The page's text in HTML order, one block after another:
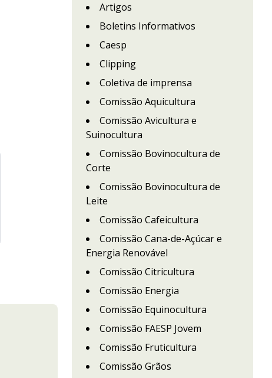
Artigos
Boletins Informativos
Caesp
Clipping
Coletiva de imprensa
Comissão Aquicultura
Comissão Avicultura e
Suinocultura
Comissão Bovinocultura de
Corte
Comissão Bovinocultura de
Leite
Comissão Cafeicultura
Comissão Cana-de-Açúcar e
Energia Renovável
Comissão Citricultura
Comissão Energia
Comissão Equinocultura
Comissão FAESP Jovem
Comissão Fruticultura
Comissão Grãos